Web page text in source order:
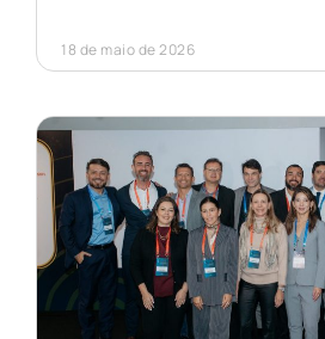
18 de maio de 2026